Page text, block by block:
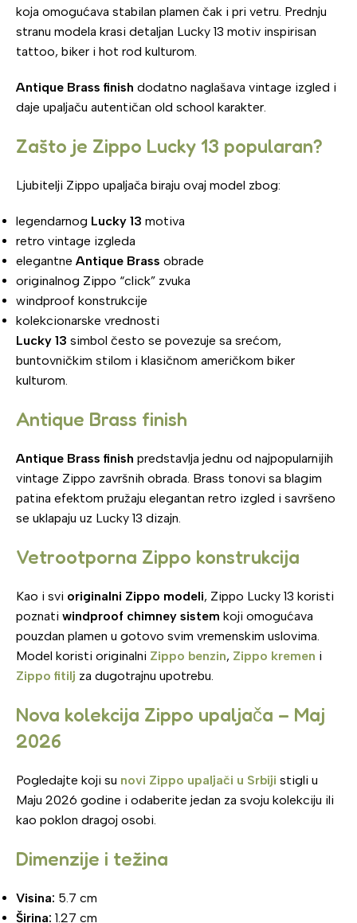
koja omogućava stabilan plamen čak i pri vetru. Prednju
stranu modela krasi detaljan Lucky 13 motiv inspirisan
tattoo, biker i hot rod kulturom.
Antique Brass finish dodatno naglašava vintage izgled i
daje upaljaču autentičan old school karakter.
Zašto je Zippo Lucky 13 popularan?
Ljubitelji Zippo upaljača biraju ovaj model zbog:
legendarnog Lucky 13 motiva
retro vintage izgleda
elegantne Antique Brass obrade
originalnog Zippo “click” zvuka
windproof konstrukcije
kolekcionarske vrednosti
Lucky 13 simbol često se povezuje sa srećom,
buntovničkim stilom i klasičnom američkom biker
kulturom.
Antique Brass finish
Antique Brass finish predstavlja jednu od najpopularnijih
vintage Zippo završnih obrada. Brass tonovi sa blagim
patina efektom pružaju elegantan retro izgled i savršeno
se uklapaju uz Lucky 13 dizajn.
Vetrootporna Zippo konstrukcija
Kao i svi originalni Zippo modeli, Zippo Lucky 13 koristi
poznati windproof chimney sistem koji omogućava
pouzdan plamen u gotovo svim vremenskim uslovima.
Model koristi originalni Zippo benzin, Zippo kremen i
Zippo fitilj za dugotrajnu upotrebu.
Nova kolekcija Zippo upaljača – Maj
2026
Pogledajte koji su novi Zippo upaljači u Srbiji stigli u
Maju 2026 godine i odaberite jedan za svoju kolekciju ili
kao poklon dragoj osobi.
Dimenzije i težina
Visina: 5.7 cm
Širina: 1.27 cm